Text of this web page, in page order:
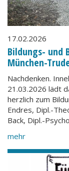
17.02.2026
Bildungs- und
München-
Nachdenken.
21.03.2026 lädt
herzlich zum
Endres, Dipl.-
Back, Dipl.-
mehr